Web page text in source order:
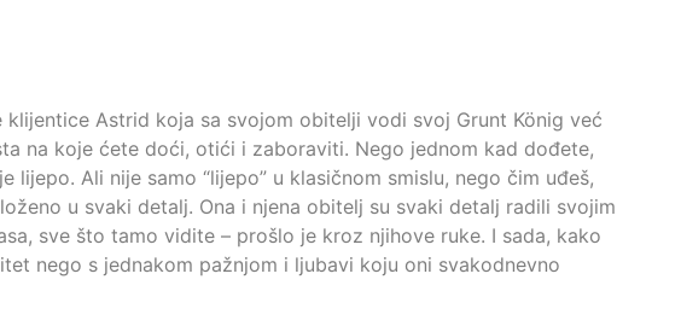
Astrid koja sa svojom obitelji vodi svoj Grunt König već
na koje ćete doći, otići i zaboraviti. Nego jednom kad dođete,
Ali nije samo “lijepo” u klasičnom smislu, nego čim uđeš,
u svaki detalj. Ona i njena obitelj su svaki detalj radili svojim
sve što tamo vidite – prošlo je kroz njihove ruke. I sada, kako
nego s jednakom pažnjom i ljubavi koju oni svakodnevno